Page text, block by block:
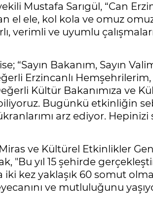
Mustafa Sarıgül, “Can
el ele, kol kola ve omuz
verimli ve uyumlu
“Sayın Bakanım, Sayın
Erzincanlı Hemşehrilerim,
Kültür Bakanımıza ve
Bugünkü etkinliğin
arz ediyor. Hepinizi
Miras ve Kültürel Etkinlikler
"Bu yıl 15 şehirde
iki kez yaklaşık 60 somut
ve mutluluğunu